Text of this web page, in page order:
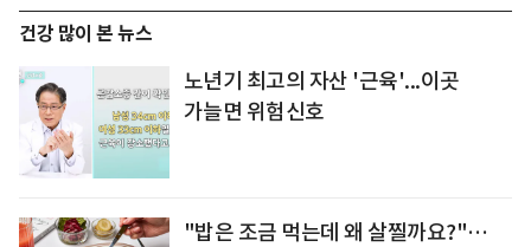
건강 많이 본 뉴스
노년기 최고의 자산 '근육'...이곳
가늘면 위험신호
"밥은 조금 먹는데 왜 살찔까요?"…